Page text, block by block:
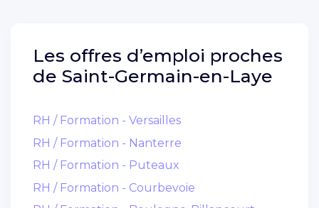
Les offres d’emploi proches
de Saint-Germain-en-Laye
RH / Formation - Versailles
RH / Formation - Nanterre
RH / Formation - Puteaux
RH / Formation - Courbevoie